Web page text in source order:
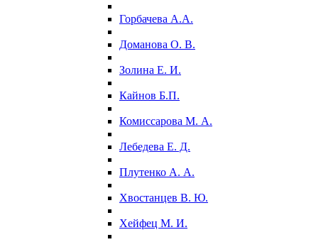
Горбачева А.А.
Доманова О. В.
Золина Е. И.
Кайнов Б.П.
Комиссарова М. А.
Лебедева Е. Д.
Плутенко А. А.
Хвостанцев В. Ю.
Хейфец М. И.